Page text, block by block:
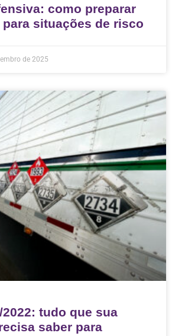
como preparar
situações de risco
de 2025
2022: tudo que sua
saber para